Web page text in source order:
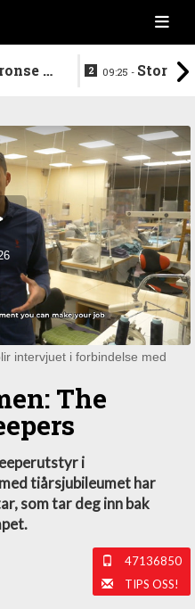
09:25 -
intervjuet i forbindelse med
The
i
tiårsjubileumet har
som tar deg inn bak
47136850
TIPS OSS!